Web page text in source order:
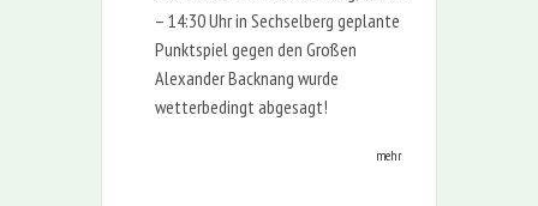
– 14:30 Uhr in Sechselberg geplante
Punktspiel gegen den Großen
Alexander Backnang wurde
wetterbedingt abgesagt!
mehr